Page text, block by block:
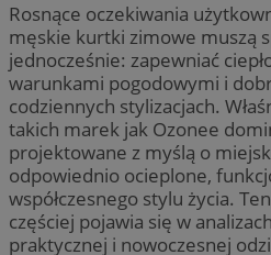
Rosnące oczekiwania
męskie kurtki zimowe muszą
jednocześnie: zapewniać
warunkami pogodowymi i
codziennych stylizacjach.
takich marek jak Ozonee
projektowane z myślą o
odpowiednio ocieplone,
współczesnego stylu życia.
częściej pojawia się w
praktycznej i nowoczesnej